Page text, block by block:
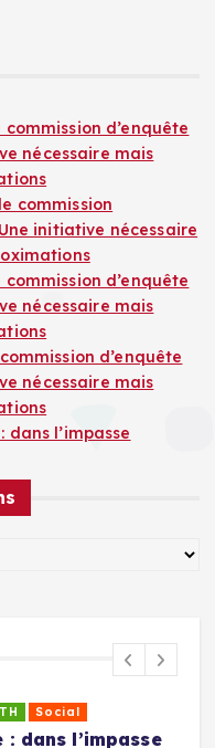
d’enquête
nécessaire mais
commission
initiative nécessaire
d’enquête
nécessaire mais
d’enquête
nécessaire mais
dans l’impasse
Social
: dans l’impasse